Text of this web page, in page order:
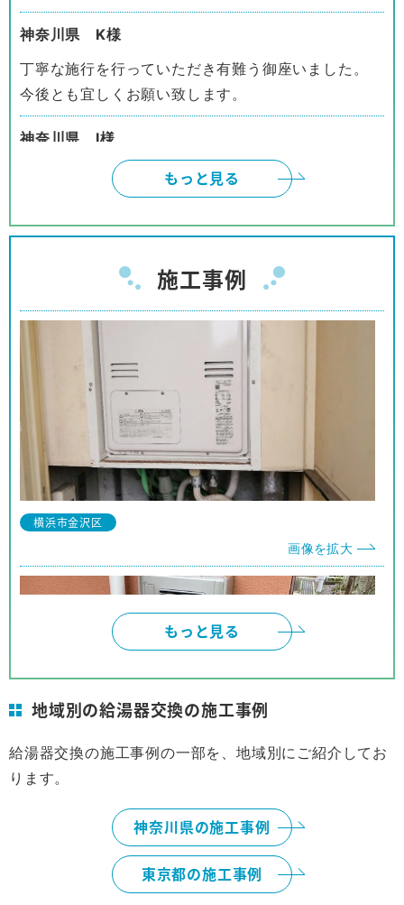
神奈川県 K様
丁寧な施行を行っていただき有難う御座いました。
今後とも宜しくお願い致します。
神奈川県 I様
インターネットは、頼みにくいと、思っておりまし
たが、御社のように対応して頂けると、有り難いで
す。本当に有り難うございました。
神奈川県 W様
注文、施工まで安心してお取り引きが出来ました。
商品購入の予定の友人、親戚等に紹介をしても良い
と思っております。
神奈川県 I様
事前の対応から工事に至るまでほぼパーフェクトな
対応でした。
対応も押し付けがましくなく、工事の方も親切で、
他の人にも安心して推薦できます。
もっと見る
施工事例
横浜市金沢区
画像を拡大
横浜市
もっと見る
地域別の給湯器交換の施工事例
給湯器交換の施工事例の一部を、地域別にご紹介してお
ります。
神奈川県の施工事例
東京都の施工事例